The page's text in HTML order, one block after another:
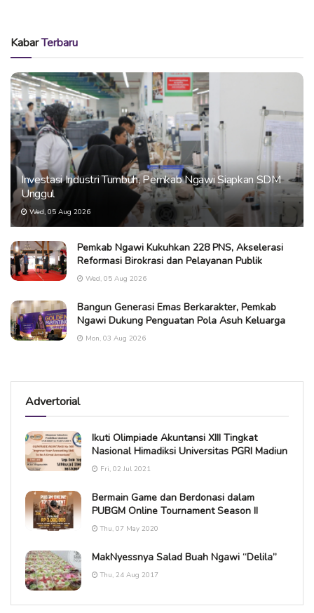
KabarTerbaru
Investasi Industri Tumbuh, Pemkab Ngawi Siapkan SDM
Unggul
Wed, 05 Aug 2026
Pemkab Ngawi Kukuhkan 228 PNS, Akselerasi
Reformasi Birokrasi dan Pelayanan Publik
Wed, 05 Aug 2026
Bangun Generasi Emas Berkarakter, Pemkab
Ngawi Dukung Penguatan Pola Asuh Keluarga
Mon, 03 Aug 2026
Advertorial
Ikuti Olimpiade Akuntansi XIII Tingkat
Nasional Himadiksi Universitas PGRI Madiun
Fri, 02 Jul 2021
Bermain Game dan Berdonasi dalam
PUBGM Online Tournament Season II
Thu, 07 May 2020
MakNyessnya Salad Buah Ngawi “Delila”
Thu, 24 Aug 2017